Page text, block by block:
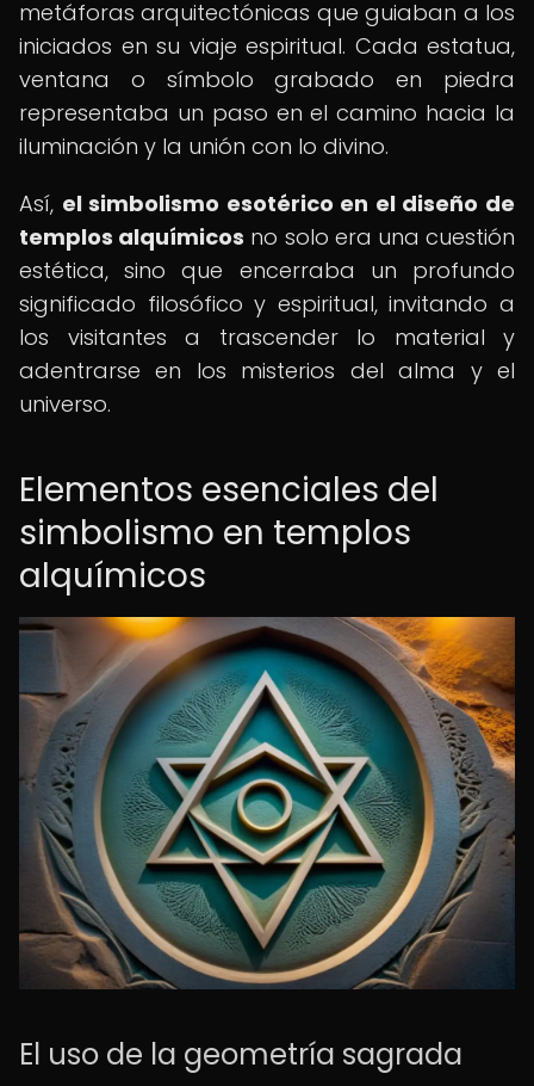
metáforas arquitectónicas que guiaban a los
iniciados en su viaje espiritual. Cada estatua,
ventana o símbolo grabado en piedra
representaba un paso en el camino hacia la
iluminación y la unión con lo divino.
Así, el simbolismo esotérico en el diseño de
templos alquímicos no solo era una cuestión
estética, sino que encerraba un profundo
significado filosófico y espiritual, invitando a
los visitantes a trascender lo material y
adentrarse en los misterios del alma y el
universo.
Elementos esenciales del
simbolismo en templos
alquímicos
El uso de la geometría sagrada